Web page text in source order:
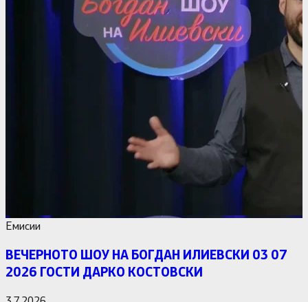
Емисии
ВЕЧЕРНОТО ШОУ НА БОГДАН ИЛИЕВСКИ 03 07
2026 ГОСТИ ДАРКО КОСТОВСКИ